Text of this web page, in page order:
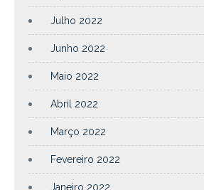
Julho 2022
Junho 2022
Maio 2022
Abril 2022
Março 2022
Fevereiro 2022
Janeiro 2022